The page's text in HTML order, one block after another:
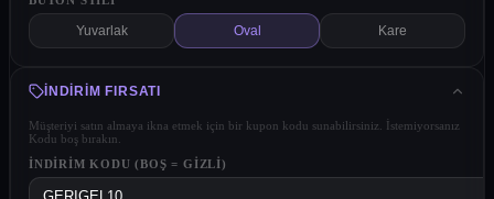
Yuvarlak Oval Kare
İNDIRIM FIRSATI
Müşteriyi satın almaya ikna etmek için bir kupon kodu sunabilirsiniz. İstemiyorsanız
Kodu boş bırakın.
İNDIRIM KODU (BOŞ = GIZLI)